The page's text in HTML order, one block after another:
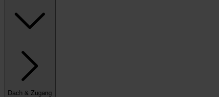
Dach & Zugang